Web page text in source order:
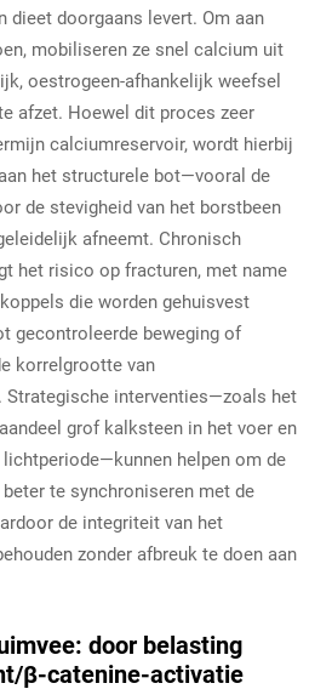
dieet doorgaans levert. Om aan
mobiliseren ze snel calcium uit
oestrogeen-afhankelijk weefsel
afzet. Hoewel dit proces zeer
calciumreservoir, wordt hierbij
het structurele bot—vooral de
de stevigheid van het borstbeen
afneemt. Chronisch
het risico op fracturen, met name
die worden gehuisvest
gecontroleerde beweging of
korrelgrootte van
Strategische interventies—zoals het
grof kalksteen in het voer en
helpen om de
te synchroniseren met de
de integriteit van het
zonder afbreuk te doen aan
door belasting
β-catenine-activatie